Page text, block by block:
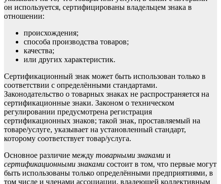
он используется, сертифицированы владельцем знака в
отношении:
происхождения;
способа производства товаров;
качества;
или других характеристик.
Сертификационный знак может быть использован только в
соответствии с определёнными стандартами.
Законодательство о товарных знаках не распространяется на
сертификационные знаки. Законом о техническом
регулировании предусмотрена регистрация
сертификационных знаков; такой знак, проставляемый на
товаре/услуге, указывает на установленный стандарт,
которому соответствует товар/услуга.
Основное различие между товарными знаками и
сертификационными знаками состоит в том, что первые могут
быть использованы только определёнными предприятиями, в
том числе и членами ассоциации, владеющей коллективным